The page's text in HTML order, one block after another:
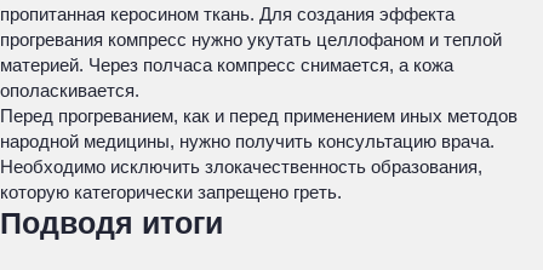
пропитанная керосином ткань. Для создания эффекта
прогревания компресс нужно укутать целлофаном и теплой
материей. Через полчаса компресс снимается, а кожа
ополаскивается.
Перед прогреванием, как и перед применением иных методов
народной медицины, нужно получить консультацию врача.
Необходимо исключить злокачественность образования,
которую категорически запрещено греть.
Подводя итоги